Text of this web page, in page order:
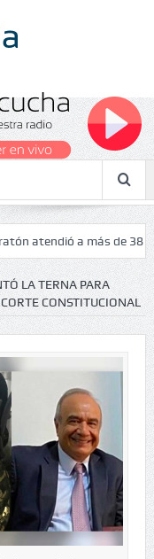
a más de 38.000
LA TERNA PARA
CONSTITUCIONAL